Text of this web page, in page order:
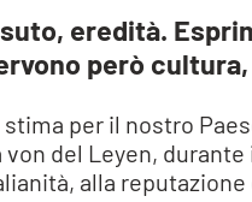
eredità.
però
per il nostro
del Leyen,
alla